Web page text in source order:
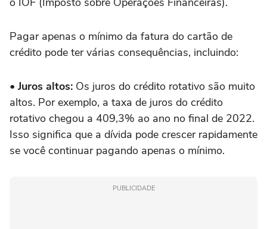
Pagar apenas o mínimo da fatura do cartão de
crédito pode ter várias consequências, incluindo:
• Juros altos: Os juros do crédito rotativo são muito
altos. Por exemplo, a taxa de juros do crédito
rotativo chegou a 409,3% ao ano no final de 2022.
Isso significa que a dívida pode crescer rapidamente
se você continuar pagando apenas o mínimo.
PUBLICIDADE